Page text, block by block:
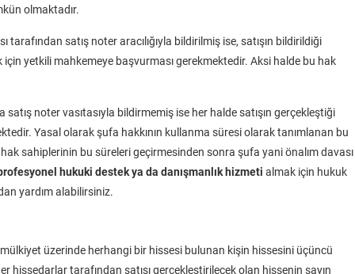
olmaktadır.
tarafından satış noter aracılığıyla bildirilmiş ise, satışın bildirildiği
yetkili mahkemeye başvurması gerekmektedir. Aksi halde bu hak
noter vasıtasıyla bildirmemiş ise her halde satışın gerçekleştiği
Yasal olarak şufa hakkının kullanma süresi olarak tanımlanan bu
sahiplerinin bu süreleri geçirmesinden sonra şufa yani önalım davası
hukuki destek ya da danışmanlık hizmeti almak için hukuk
yardım alabilirsiniz.
üzerinde herhangi bir hissesi bulunan kişin hissesini üçüncü
hissedarlar tarafından satışı gerçekleştirilecek olan hissenin sayın